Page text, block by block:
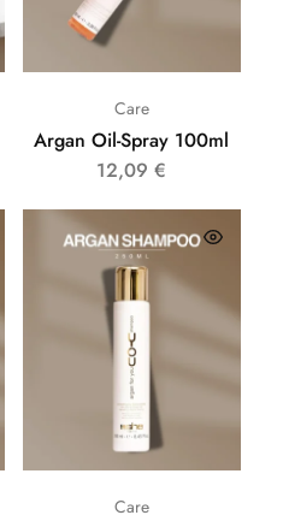
Care
Argan Oil-Spray 100ml
12,09€
Care